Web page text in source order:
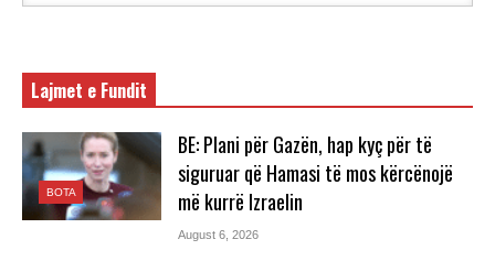
Lajmet e Fundit
BOTA
BE: Plani për Gazën, hap kyç për të
siguruar që Hamasi të mos kërcënojë
më kurrë Izraelin
August 6, 2026